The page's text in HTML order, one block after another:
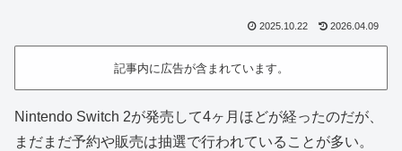
2025.10.22 2026.04.09
記事内に広告が含まれています。
Nintendo Switch 2が発売して4ヶ月ほどが経ったのだが、
まだまだ予約や販売は抽選で行われていることが多い。